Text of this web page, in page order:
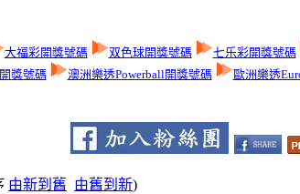
大福彩開獎號碼 双色球開獎號碼 七乐彩開獎號碼
獎號碼 澳洲樂透Powerball開獎號碼 歐洲樂透
由新到舊 由舊到新)